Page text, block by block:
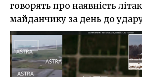
говорять про наявність
майданчику за день до